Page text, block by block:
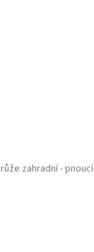
růže zahradní - pnoucí